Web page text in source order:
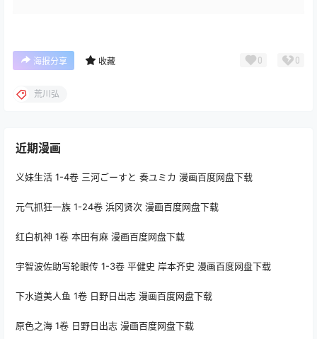
海报分享 收藏 0 0
荒川弘
近期漫画
义妹生活 1-4卷 三河ごーすと 奏ユミカ 漫画百度网盘下载
元气抓狂一族 1-24卷 浜冈贤次 漫画百度网盘下载
红白机神 1卷 本田有麻 漫画百度网盘下载
宇智波佐助写轮眼传 1-3卷 平健史 岸本齐史 漫画百度网盘下载
下水道美人鱼 1卷 日野日出志 漫画百度网盘下载
原色之海 1卷 日野日出志 漫画百度网盘下载